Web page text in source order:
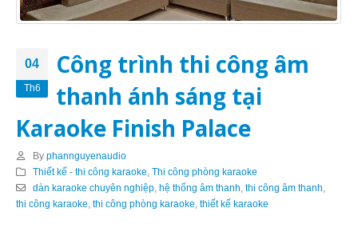
04
Th6
Công trình thi công âm
thanh ánh sáng tại
Karaoke Finish Palace
By phannguyenaudio
Thiết kế - thi công karaoke Thi công phòng karaoke
dàn karaoke chuyên nghiệp, hệ thống âm thanh thi công âm thanh
thi công karaoke thi công phòng karaoke thiết kế karaoke